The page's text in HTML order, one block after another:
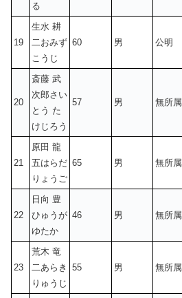
る
19
生水 耕
二おみず
こうじ
60 男 公明
20
斎藤 武
次郎さい
とう た
けじろう
57 男 無所属
21
原田 龍
五はらだ
りょうご
65 男 無所属
22
日向 豊
ひゅうが
ゆたか
46 男 無所属
23
荒木 竜
二あらき
りゅうじ
55 男 無所属